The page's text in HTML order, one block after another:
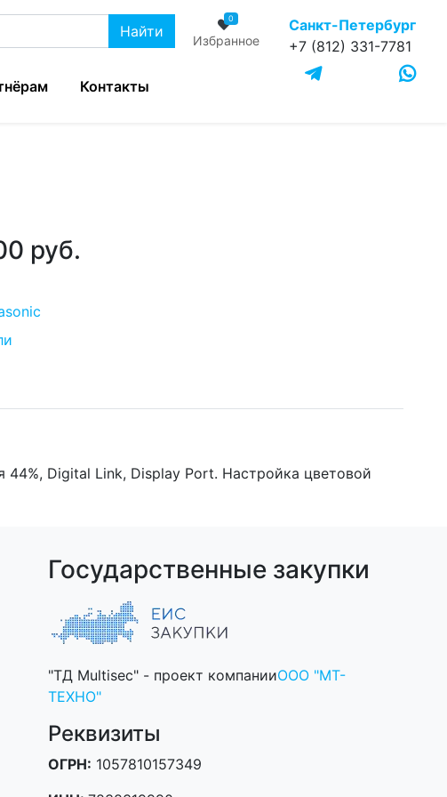
Найти
0
Избранное
Санкт-Петербург
+7 (812) 331-7781
Контакты
руб.
Digital Link, Display Port. Настройка цветовой
Государственные закупки
"ТД Multisec" - проект компанииООО "МТ-
ТЕХНО"
Реквизиты
ОГРН: 1057810157349